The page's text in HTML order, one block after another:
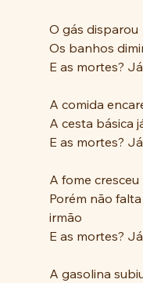
O gás disparou
Os banhos
E as mortes?
A comida
A cesta básica
E as mortes?
A fome cresceu
Porém não
irmão
E as mortes?
A gasolina